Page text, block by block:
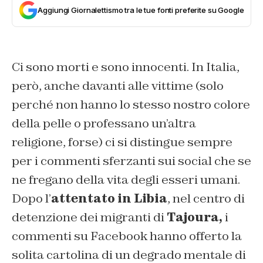
Aggiungi Giornalettismo tra le tue fonti preferite su Google
Ci sono morti e sono innocenti. In Italia,
però, anche davanti alle vittime (solo
perché non hanno lo stesso nostro colore
della pelle o professano un’altra
religione, forse) ci si distingue sempre
per i commenti sferzanti sui social che se
ne fregano della vita degli esseri umani.
Dopo l’attentato in Libia, nel centro di
detenzione dei migranti diTajoura,i
commenti su Facebook hanno offerto la
solita cartolina di un degrado mentale di